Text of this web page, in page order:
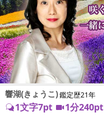
響湖(きょうこ)鑑定歴21年
1文字7pt
1分240pt